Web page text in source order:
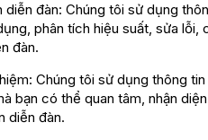
đàn: Chúng tôi sử dụng
phân tích hiệu suất, sửa lỗi,
đàn.
Chúng tôi sử dụng thông tin
bạn có thể quan tâm, nhận
diễn đàn.